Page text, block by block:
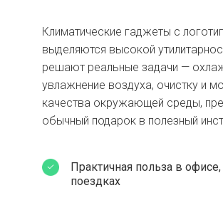
Климатические гаджеты с
выделяются высокой
решают реальные задачи —
увлажнение воздуха, очистку и
качества окружающей среды,
обычный подарок в полезный
Практичная польза в
поездках